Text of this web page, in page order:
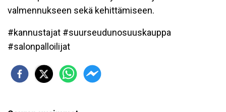
valmennukseen sekä kehittämiseen.
#kannustajat #suurseudunosuuskauppa
#salonpalloilijat